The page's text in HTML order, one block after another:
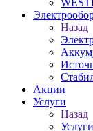
Назад
Акции
Услуги
Назад
Услуги